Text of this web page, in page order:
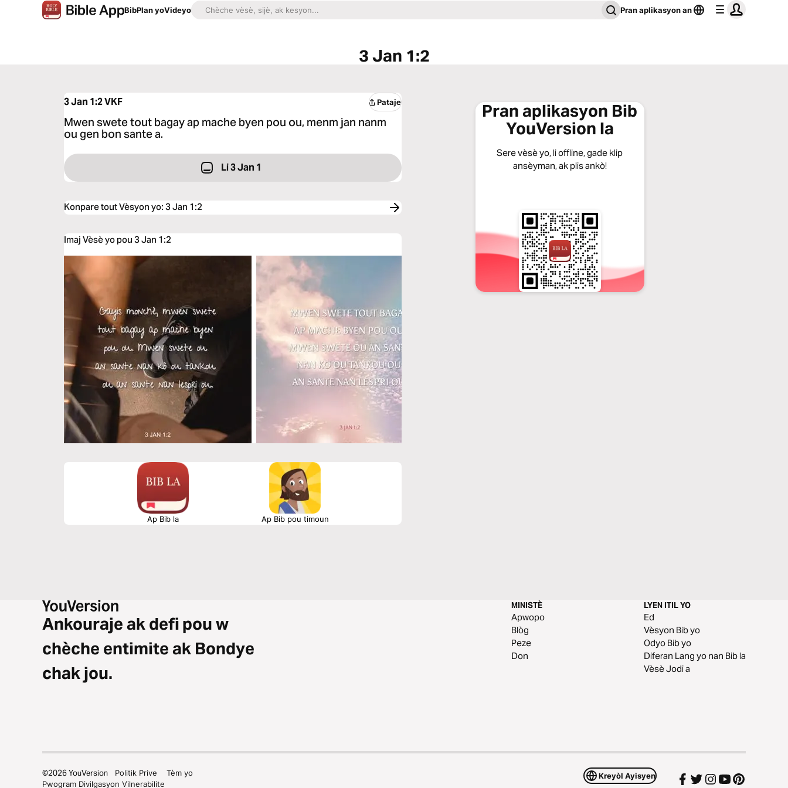
BibPlan yoVideyo Pran aplikasyon an
3 Jan 1:2
3 Jan 1:2VKF Pataje
Mwen swete tout bagay ap mache byen pou ou, menm jan nanm
ou gen bon sante a.
Li 3 Jan 1
Konpare tout Vèsyon yo:3 Jan 1:2
Imaj Vèsè yo pou 3 Jan 1:2
Ap Bib la Ap Bib pou timoun
Pran aplikasyon Bib
YouVersion la
Sere vèsè yo, li offline, gade klip
ansèyman, ak plis ankò!
Ankouraje ak defi pou w
chèche entimite ak Bondye
chak jou.
MINISTÈ
Apwopo
Blòg
Peze
Don
LYEN ITIL YO
Ed
Vèsyon Bib yo
Odyo Bib yo
Diferan Lang yo nan Bib la
Vèsè Jodi a
Kreyòl Ayisyen
©2026YouVersion Politik Prive
Tèm yo
Pwogram Divilgasyon Vilnerabilite